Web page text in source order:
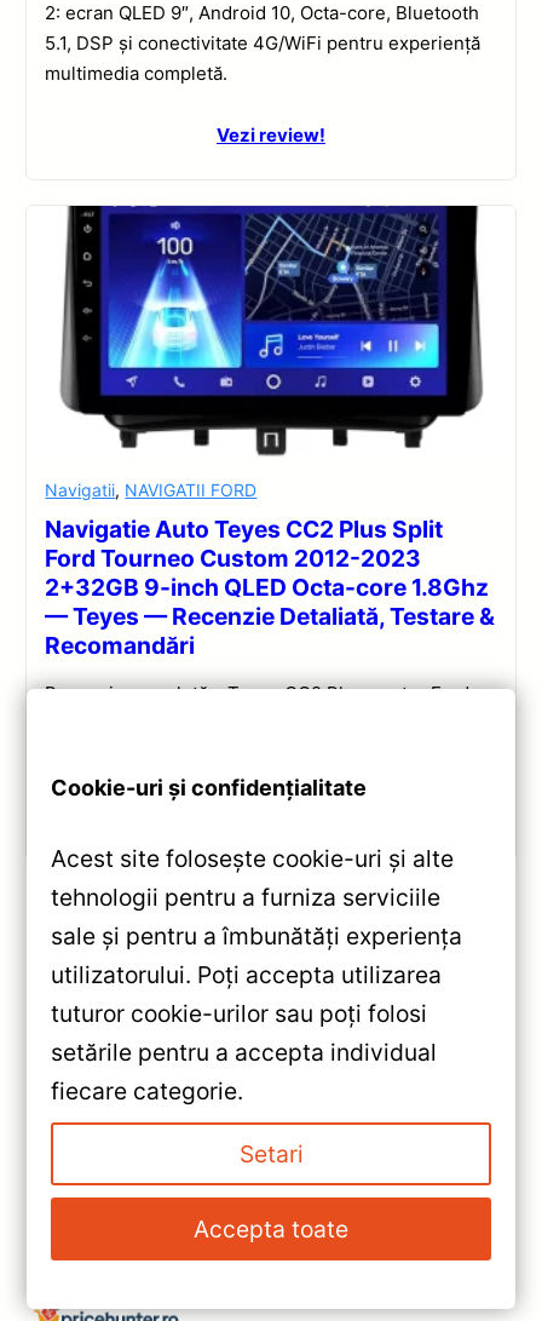
2: ecran QLED 9″, Android 10, Octa-core, Bluetooth
5.1, DSP și conectivitate 4G/WiFi pentru experiență
multimedia completă.
Vezi review!
Navigatii, NAVIGATII FORD
Navigatie Auto Teyes CC2 Plus Split
Ford Tourneo Custom 2012-2023
2+32GB 9-inch QLED Octa-core 1.8Ghz
— Teyes — Recenzie Detaliată, Testare &
Recomandări
Recenzie completă a Teyes CC2 Plus pentru Ford
«Navigație Auto Teyes CC3L
Honda Civic 8 (4+64GB, 9″ IPS)
— Recenzie Detaliată, Testare &
Recomandări
Navigatie Auto Teyes CC3 360°
Hyundai i10 2019-2023
6+128GB 9″ QLED — Recenzie
Detaliată, Testare &
Recomandări
Cookie-uri și confidențialitate
Acest site folosește cookie-uri și alte
tehnologii pentru a furniza serviciile
sale și pentru a îmbunătăți experiența
utilizatorului. Poți accepta utilizarea
tuturor cookie-urilor sau poți folosi
setările pentru a accepta individual
fiecare categorie.
Setari
Accepta toate